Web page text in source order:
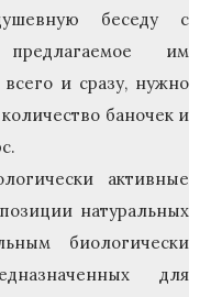
беседу с
им
и сразу, нужно
баночек и
активные
натуральных
биологически
для